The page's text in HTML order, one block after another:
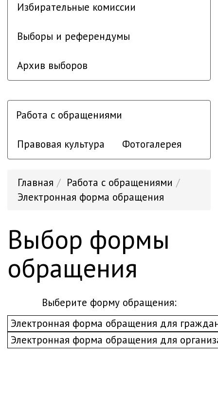
Избирательные комиссии
Выборы и референдумы
Архив выборов
Работа с обращениями
Правовая культура Фотогалерея
Главная
Работа с обращениями
Электронная форма обращения
Выбор формы
обращения
выберите форму обращения: